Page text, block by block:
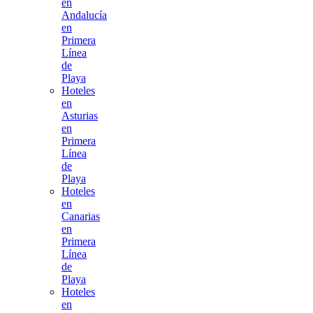
en
Andalucía
en
Primera
Línea
de
Playa
Hoteles
en
Asturias
en
Primera
Línea
de
Playa
Hoteles
en
Canarias
en
Primera
Línea
de
Playa
Hoteles
en